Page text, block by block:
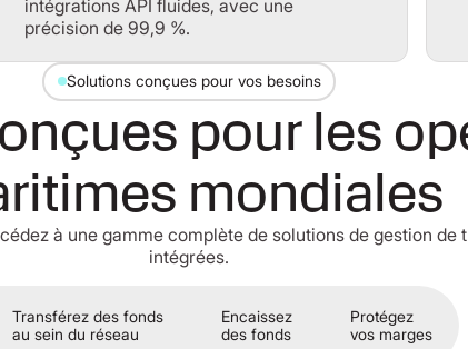
intégrations API fluides, avec une
précision de 99,9 %.
Solutions conçues pour vos besoins
pour les
mondiales
à une gamme complète de solutions de gestion de
intégrées.
Transférez des fonds
au sein du réseau
Encaissez
des fonds
Protégez
vos marges